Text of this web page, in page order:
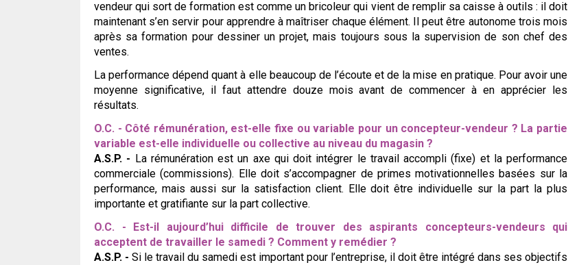
vendeur qui sort de formation est comme un bricoleur qui vient de remplir sa caisse à outils : il doit
maintenant s’en servir pour apprendre à maîtriser chaque élément. Il peut être autonome trois mois
après sa formation pour dessiner un projet, mais toujours sous la supervision de son chef des
ventes.
La performance dépend quant à elle beaucoup de l’écoute et de la mise en pratique. Pour avoir une
moyenne significative, il faut attendre douze mois avant de commencer à en apprécier les
résultats.
O.C. - Côté rémunération, est-elle fixe ou variable pour un concepteur-vendeur ? La partie
variable est-elle individuelle ou collective au niveau du magasin ?
A.S.P. - La rémunération est un axe qui doit intégrer le travail accompli (fixe) et la performance
commerciale (commissions). Elle doit s’accompagner de primes motivationnelles basées sur la
performance, mais aussi sur la satisfaction client. Elle doit être individuelle sur la part la plus
importante et gratifiante sur la part collective.
O.C. - Est-il aujourd’hui difficile de trouver des aspirants concepteurs-vendeurs qui
acceptent de travailler le samedi ? Comment y remédier ?
A.S.P. - Si le travail du samedi est important pour l’entreprise, il doit être intégré dans ses objectifs